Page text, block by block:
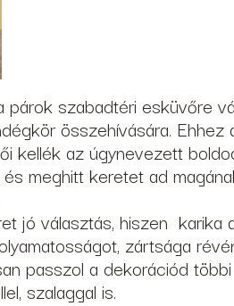
párok szabadtéri esküvőre
összehívására.
kellék az úgynevezett
meghitt keretet ad
jó választás, hiszen karika
zártsága
passzol a dekorációd
szalaggal is.